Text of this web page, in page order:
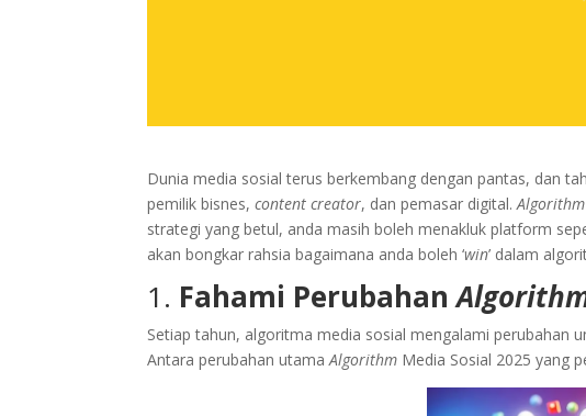
Dunia media sosial terus berkembang dengan pantas, dan
pemilik bisnes,content creator, dan pemasar digital.Algorithm
strategi yang betul, anda masih boleh menakluk platform
akan bongkar rahsia bagaimana anda boleh ‘win’ dalam
1. Fahami Perubahan
Setiap tahun, algoritma media sosial mengalami perubahan
Antara perubahan utamaAlgorithm Media Sosial 2025 yang